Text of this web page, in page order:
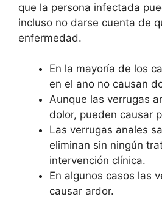
que la persona infectada
incluso no darse cuenta de
enfermedad.
En la mayoría de los
en el ano no causan
Aunque las verrugas
dolor, pueden causar
Las verrugas anales
eliminan sin ningún
intervención clínica.
En algunos casos las
causar ardor.